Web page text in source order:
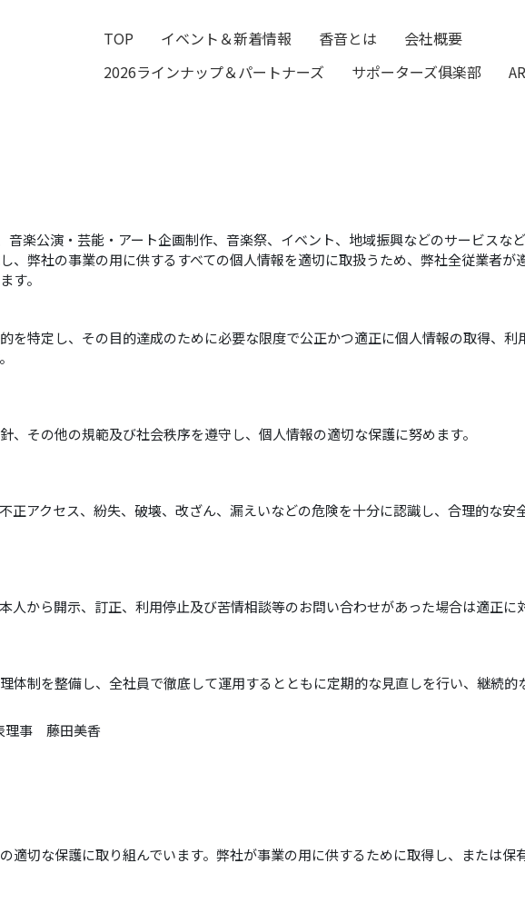
TOP イベント＆新着情報 香音とは
会社概要
2026ラインナップ＆パートナーズ
サポーターズ俱楽部
楽公演・芸能・アート企画制作、音楽祭、イベント、地域振興などのサービスな
、弊社の事業の用に供するすべての個人情報を適切に取扱うため、弊社全従業者
す。
を特定し、その目的達成のために必要な限度で公正かつ適正に個人情報の取得、
その他の規範及び社会秩序を遵守し、個人情報の適切な保護に努めます。
正アクセス、紛失、破壊、改ざん、漏えいなどの危険を十分に認識し、合理的な
から開示、訂正、利用停止及び苦情相談等のお問い合わせがあった場合は適正に
制を整備し、全社員で徹底して運用するとともに定期的な見直しを行い、継続的
理事 藤田美香
適切な保護に取り組んでいます。弊社が事業の用に供するために取得し、または保